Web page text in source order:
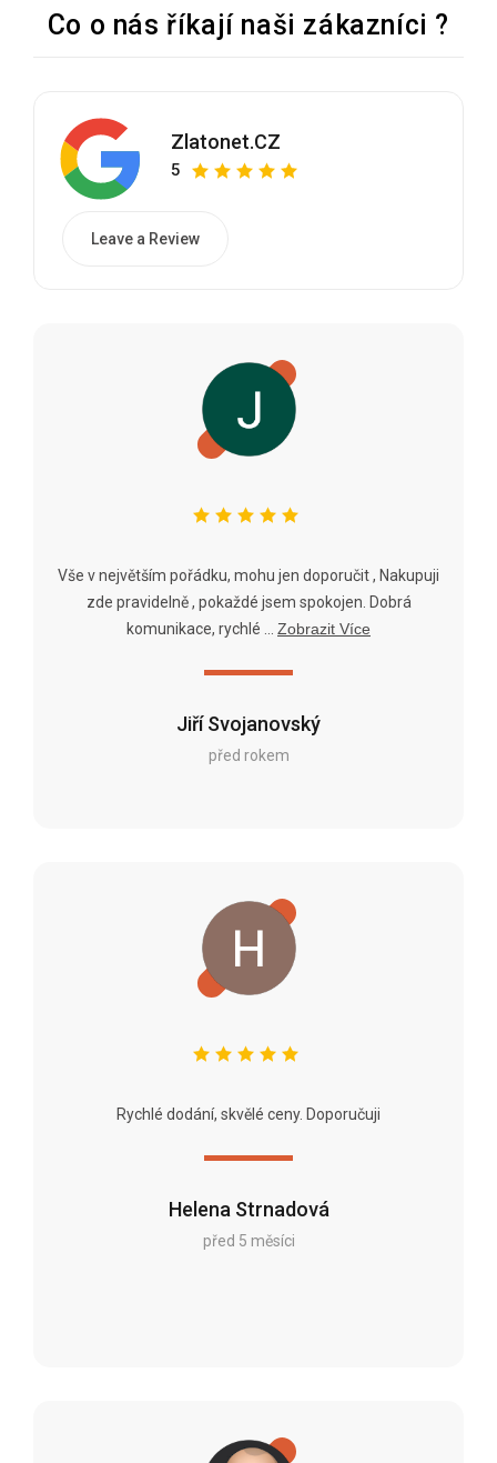
Co o nás říkají naši zákazníci ?
Zlatonet.CZ
5
Leave a Review
Jiří Svojanovský
před rokem
Vše v největším pořádku, mohu jen doporučit , Nakupuji
zde pravidelně , pokaždé jsem spokojen. Dobrá
komunikace, rychlé ...
Zobrazit Více
Helena Strnadová
před 5 měsíci
Rychlé dodání, skvělé ceny. Doporučuji